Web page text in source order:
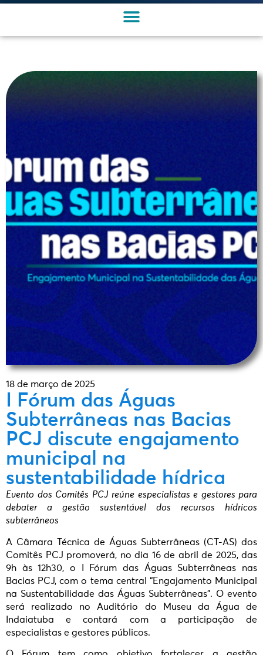
18 de março de 2025
I Fórum das Águas
Subterrâneas nas Bacias
PCJ discute engajamento
municipal na
sustentabilidade hídrica
Evento dos Comitês PCJ reúne especialistas e gestores para
debater a gestão sustentável dos recursos hídricos
subterrâneos
A Câmara Técnica de Águas Subterrâneas (CT-AS) dos
Comitês PCJ promoverá, no dia 16 de abril de 2025, das
9h às 12h30, o I Fórum das Águas Subterrâneas nas
Bacias PCJ, com o tema central “Engajamento Municipal
na Sustentabilidade das Águas Subterrâneas”. O evento
será realizado no Auditório do Museu da Água de
Indaiatuba e contará com a participação de
especialistas e gestores públicos.